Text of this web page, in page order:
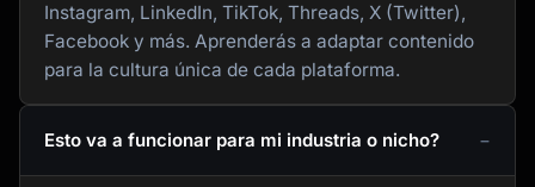
Instagram, LinkedIn, TikTok, Threads, X (Twitter),
Facebook y más. Aprenderás a adaptar contenido
para la cultura única de cada plataforma.
Esto va a funcionar para mi industria o nicho?